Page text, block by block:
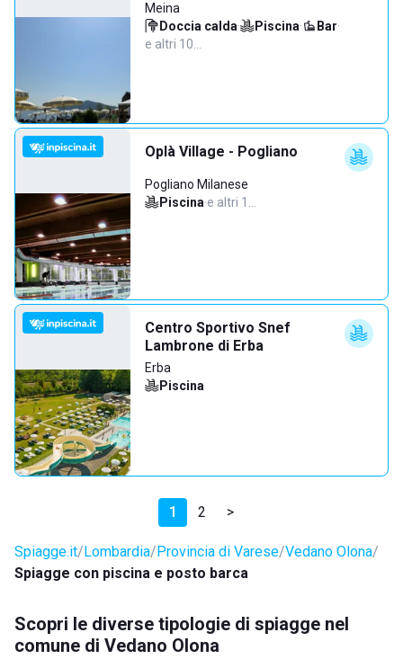
Meina
Doccia calda· Piscina· Bar·
e altri 10…
Oplà Village - Pogliano
Pogliano Milanese
Piscina·e altri 1…
Centro Sportivo Snef
Lambrone di Erba
Erba
Piscina
1 2 >
Spiagge.it Lombardia Provincia di Varese Vedano Olona
Spiagge con piscina e posto barca
Scopri le diverse tipologie di spiagge nel
comune di Vedano Olona